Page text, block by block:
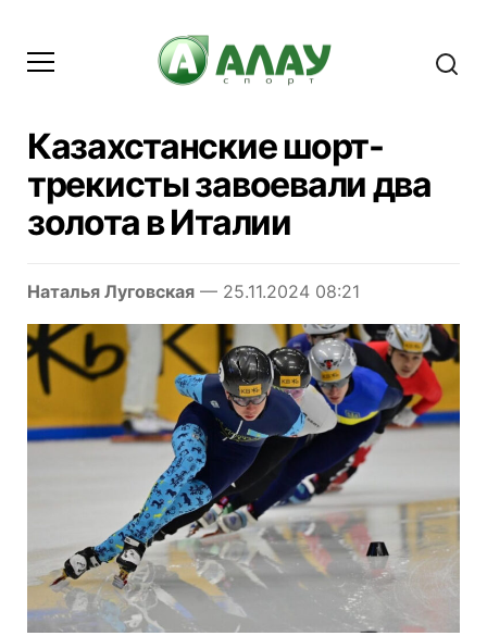
Казахстанские шорт-
трекисты завоевали два
золота в Италии
Наталья Луговская — 25.11.2024 08:21